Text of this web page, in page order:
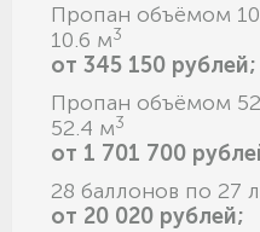
Пропан объёмом
10.6 м3
от 345 150 рублей;
Пропан объёмом
52.4 м3
от 1 701 700
28 баллонов по 27
от 20 020 рублей;